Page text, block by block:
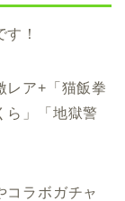
！
レア+「猫飯拳
ら」「地獄警
コラボガチャ